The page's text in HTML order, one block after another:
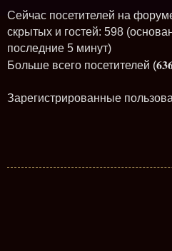
Сейчас посетителей на
скрытых и гостей: 598
последние 5 минут)
Больше всего посетителей (
Зарегистрированные